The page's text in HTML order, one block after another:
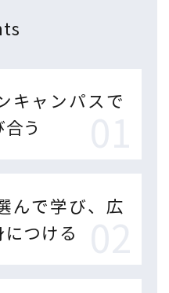
キャンパスで
う
んで学び、広
つける